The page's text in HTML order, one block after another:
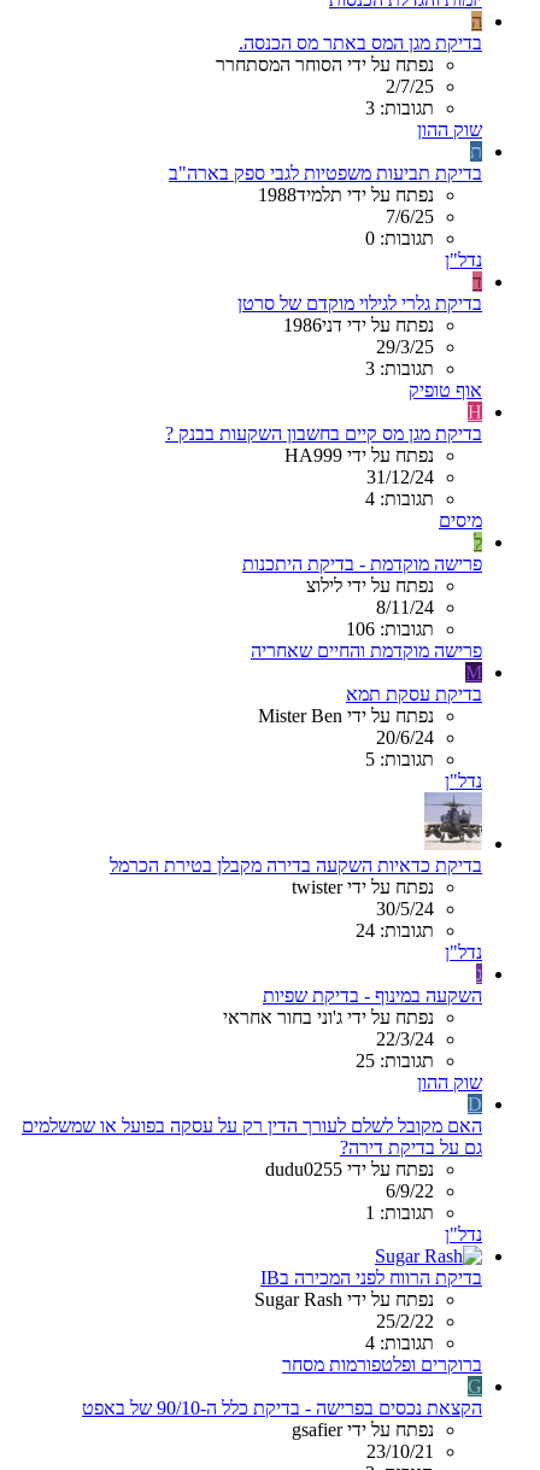
ה
בדיקת מגן המס באתר מס הכנסה.
נפתח על ידי הסוחר המסתחרר
2/7/25
תגובות: 3
שוק ההון
ת
בדיקת תביעות משפטיות לגבי ספק בארה"ב
נפתח על ידי תלמיד1988
7/6/25
תגובות: 0
נדל"ן
ד
בדיקת גלרי לגילוי מוקדם של סרטן
נפתח על ידי דני1986
29/3/25
תגובות: 3
אוף טופיק
H
בדיקת מגן מס קיים בחשבון השקעות בבנק ?
נפתח על ידי HA999
31/12/24
תגובות: 4
מיסים
ל
פרישה מוקדמת - בדיקת היתכנות
נפתח על ידי לילוצ
8/11/24
תגובות: 106
פרישה מוקדמת והחיים שאחריה
M
בדיקת עסקת תמא
נפתח על ידי Mister Ben
20/6/24
תגובות: 5
נדל"ן
בדיקת כדאיות השקעה בדירה מקבלן בטירת הכרמל
נפתח על ידי twister
30/5/24
תגובות: 24
נדל"ן
ג
השקעה במינוף - בדיקת שפיות
נפתח על ידי ג'וני בחור אחראי
22/3/24
תגובות: 25
שוק ההון
D
האם מקובל לשלם לעורך הדין רק על עסקה בפועל או שמשלמים
גם על בדיקת דירה?
נפתח על ידי dudu0255
6/9/22
תגובות: 1
נדל"ן
בדיקת הרווח לפני המכירה בIB
נפתח על ידי Sugar Rash
25/2/22
תגובות: 4
ברוקרים ופלטפורמות מסחר
G
הקצאת נכסים בפרישה - בדיקת כלל ה-90/10 של באפט
נפתח על ידי gsafier
23/10/21